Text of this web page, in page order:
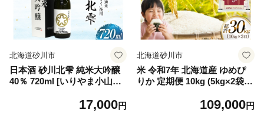
北海道砂川市
日本酒 砂川北雫 純米大吟醸
40％ 720ml [いりやま小山商
酒 お酒 北雫 吟醸 大吟醸 純
17,000円
北海道砂川市
米 令和7年 北海道産 ゆめぴ
りか 定期便 10kg (5kg×2袋) 3
北海道 砂川市 12260974 ] 精
109,000円